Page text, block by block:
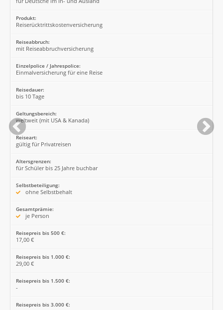
Produkt:
Reiserücktrittskostenversicherung
Reiseabbruch:
mit Reiseabbruchversicherung
Einzelpolice / Jahrespolice:
Einmalversicherung für eine Reise
Reisedauer:
bis 10 Tage
Geltungsbereich:
weltweit (mit USA & Kanada)
Reiseart:
gültig für Privatreisen
Altersgrenzen:
für Schüler bis 25 Jahre buchbar
Selbstbeteiligung:
ohne Selbstbehalt
Gesamtprämie:
je Person
Reisepreis bis 500 €:
17,00 €
Reisepreis bis 1.000 €:
29,00 €
Reisepreis bis 1.500 €:
-
Reisepreis bis 3.000 €: